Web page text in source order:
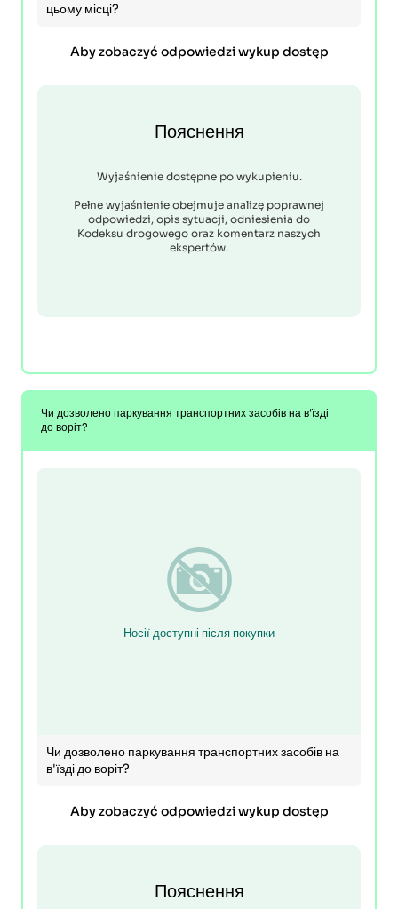
цьому місці?
Aby zobaczyć odpowiedzi wykup dostęp
Пояснення
Wyjaśnienie dostępne po wykupieniu.
Pełne wyjaśnienie obejmuje analizę poprawnej
odpowiedzi, opis sytuacji, odniesienia do
Kodeksu drogowego oraz komentarz naszych
ekspertów.
Чи дозволено паркування транспортних засобів на в'їзді
до воріт?
Носії доступні після покупки
Чи дозволено паркування транспортних засобів на
в'їзді до воріт?
Aby zobaczyć odpowiedzi wykup dostęp
Пояснення